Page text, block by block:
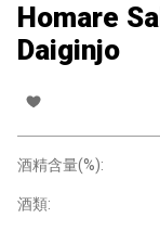
Homare
Daiginjo
酒精含量(%):
酒類: